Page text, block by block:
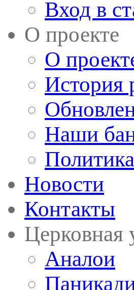
Вход в
О проекте
О
История
Наши
Новости
Контакты
Церковная
Аналои